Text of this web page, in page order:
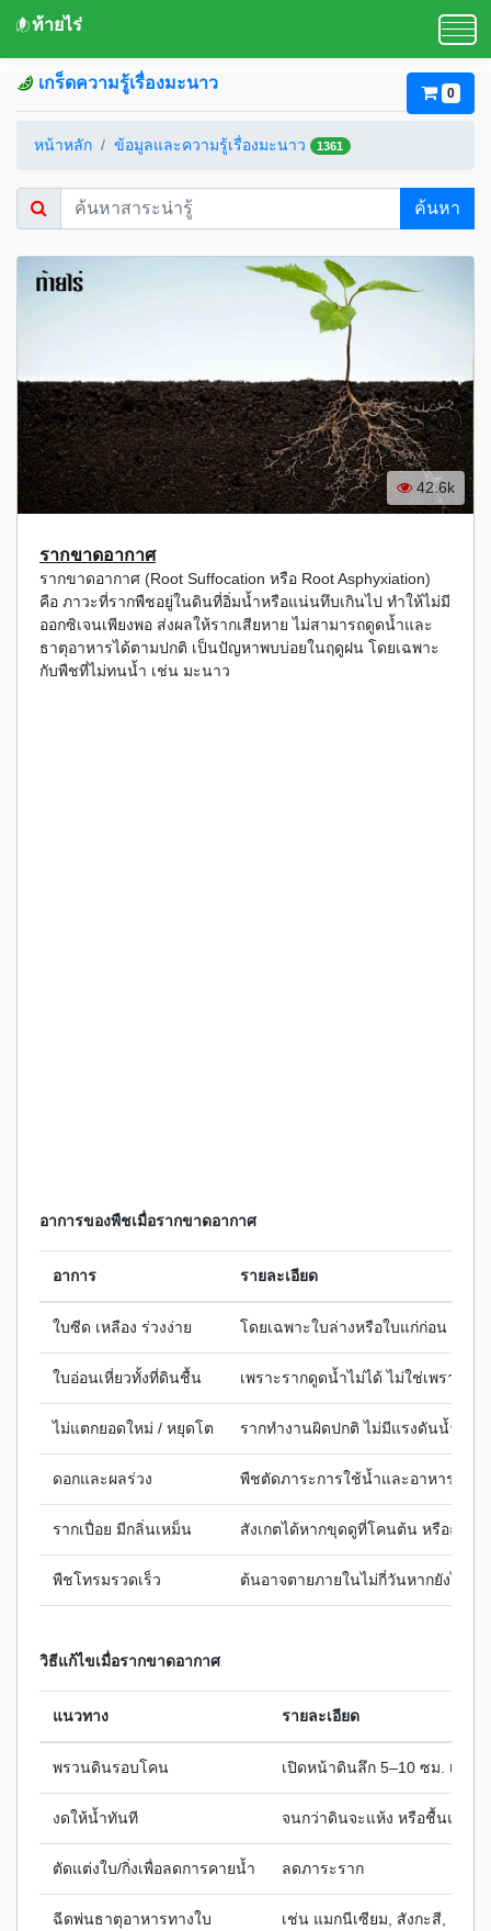
ท้ายไร่
เกร็ดความรู้เรื่องมะนาว
0
หน้าหลัก ข้อมูลและความรู้เรื่องมะนาว 1361
ค้นหา
42.6k
รากขาดอากาศ
รากขาดอากาศ (Root Suffocation หรือ Root Asphyxiation)
คือ ภาวะที่รากพืชอยู่ในดินที่อิ่มน้ำหรือแน่นทึบเกินไป ทำให้ไม่มี
ออกซิเจนเพียงพอ ส่งผลให้รากเสียหาย ไม่สามารถดูดน้ำและ
ธาตุอาหารได้ตามปกติ เป็นปัญหาพบบ่อยในฤดูฝน โดยเฉพาะ
กับพืชที่ไม่ทนน้ำ เช่น มะนาว
อาการของพืชเมื่อรากขาดอากาศ
อาการ รายละเอียด
ใบซีด เหลือง ร่วงง่าย โดยเฉพาะใบล่างหรือใบแก่ก่อน
ใบอ่อนเหี่ยวทั้งที่ดินชื้น เพราะรากดูดน้ำไม่ได้ ไม่ใช่เพราะขา
ไม่แตกยอดใหม่ / หยุดโต รากทำงานผิดปกติ ไม่มีแรงดันน้ำขึ้น
ดอกและผลร่วง พืชตัดภาระการใช้น้ำและอาหารส่วน
รากเปื่อย มีกลิ่นเหม็น สังเกตได้หากขุดดูที่โคนต้น หรือถอน
พืชโทรมรวดเร็ว ต้นอาจตายภายในไม่กี่วันหากยังไม่แก้
วิธีแก้ไขเมื่อรากขาดอากาศ
แนวทาง รายละเอียด
พรวนดินรอบโคน เปิดหน้าดินลึก 5–10 ซม. เพื่อร
งดให้น้ำทันที จนกว่าดินจะแห้ง หรือชื้นแต่ไม่
ตัดแต่งใบ/กิ่งเพื่อลดการคายน้ำ ลดภาระราก
ฉีดพ่นธาตุอาหารทางใบ เช่น แมกนีเซียม, สังกะสี, แคล